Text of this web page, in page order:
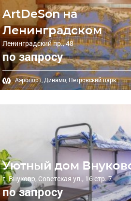
ArtDeSon на
Ленинградском
Ленинградский пр., 48
по запросу
Аэропорт, Динамо, Петровский парк
Уютный дом
г. Внуково, Советская ул., 16 стр. 7
по запросу